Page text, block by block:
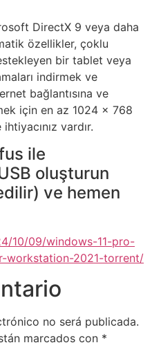
DirectX 9 veya daha
özellikler, çoklu
bir tablet veya
indirmek ve
bağlantısına ve
için en az 1024 x 768
vardır.
ile
oluşturun
ve hemen
10/09/windows-11-pro-
2021-torrent/
no será publicada.
marcados con *